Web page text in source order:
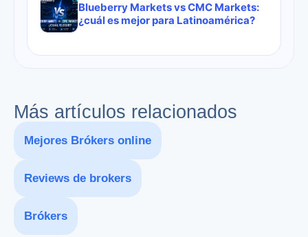
Blueberry Markets vs CMC Markets:
¿cuál es mejor para Latinoamérica?
Más artículos relacionados
Mejores Brókers online
Reviews de brokers
Brókers